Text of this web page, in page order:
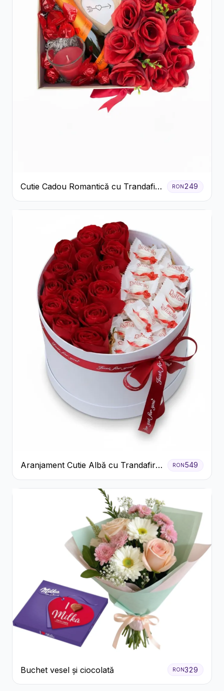
Cutie Cadou Romantică cu Trandafiri
Șampanie și Lumânare
RON249
Aranjament Cutie Albă cu Trandafiri
Roșii și Raffaello
RON549
Buchet vesel și ciocolată RON329